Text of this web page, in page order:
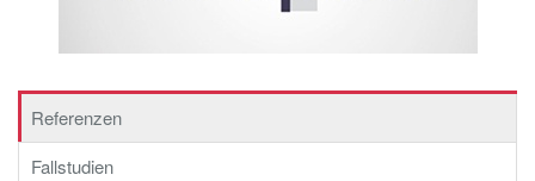
Referenzen
Fallstudien